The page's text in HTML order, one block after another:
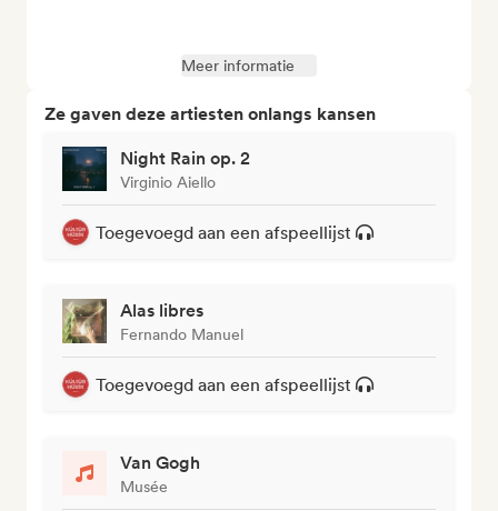
Meer informatie
Ze gaven deze artiesten onlangs kansen
Night Rain op. 2
Virginio Aiello
Toegevoegd aan een afspeellijst
Alas libres
Fernando Manuel
Toegevoegd aan een afspeellijst
Van Gogh
Musée